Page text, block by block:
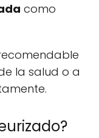
como
la salud o a